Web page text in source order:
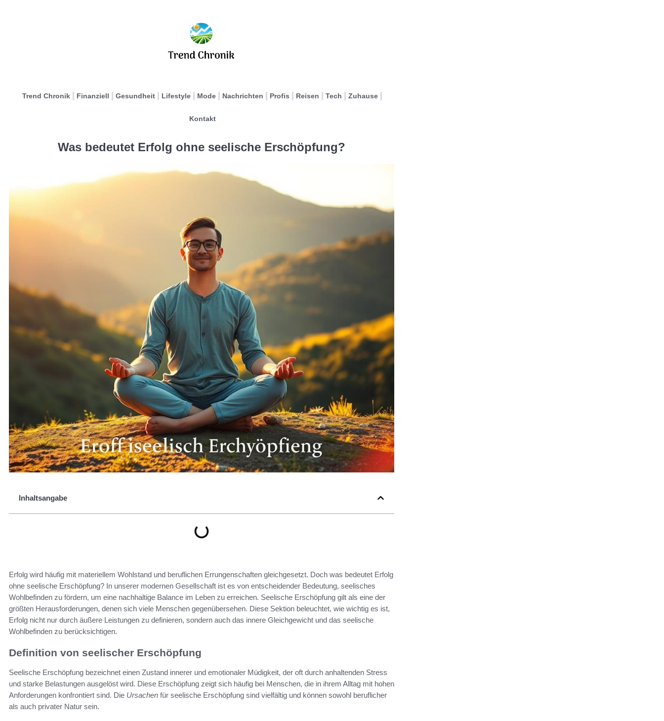
Trend Chronik Finanziell Gesundheit Lifestyle Mode Nachrichten Profis Reisen Tech Zuhause
Kontakt
Was bedeutet Erfolg ohne seelische Erschöpfung?
Inhaltsangabe
Erfolg wird häufig mit materiellem Wohlstand und beruflichen Errungenschaften gleichgesetzt. Doch was bedeutet Erfolg
ohne seelische Erschöpfung? In unserer modernen Gesellschaft ist es von entscheidender Bedeutung, seelisches
Wohlbefinden zu fördern, um eine nachhaltige Balance im Leben zu erreichen. Seelische Erschöpfung gilt als eine der
größten Herausforderungen, denen sich viele Menschen gegenübersehen. Diese Sektion beleuchtet, wie wichtig es ist,
Erfolg nicht nur durch äußere Leistungen zu definieren, sondern auch das innere Gleichgewicht und das seelische
Wohlbefinden zu berücksichtigen.
Definition von seelischer Erschöpfung
Seelische Erschöpfung bezeichnet einen Zustand innerer und emotionaler Müdigkeit, der oft durch anhaltenden Stress
und starke Belastungen ausgelöst wird. Diese Erschöpfung zeigt sich häufig bei Menschen, die in ihrem Alltag mit hohen
Anforderungen konfrontiert sind. Die Ursachen für seelische Erschöpfung sind vielfältig und können sowohl beruflicher
als auch privater Natur sein.